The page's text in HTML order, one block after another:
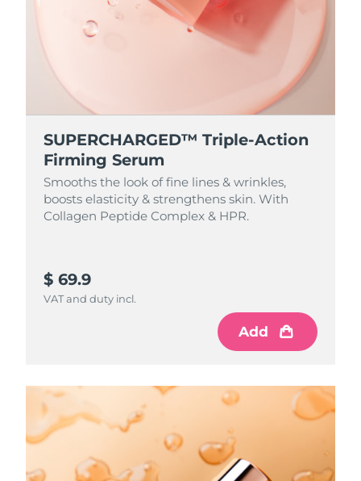
SUPERCHARGED™ Triple-Action
Firming Serum
Smooths the look of fine lines & wrinkles,
boosts elasticity & strengthens skin. With
Collagen Peptide Complex & HPR.
$ 69.9
VAT and duty incl.
Add
RAE de Macao
Entrega prevista 8/12/26
Malasia Entrega prevista
Malta Entrega prevista
México
Mónaco Entrega prevista
Nueva Zelanda
Entrega prevista 8/10/26
Filipinas Entrega prevista8/13/26
Polonia Entrega prevista
Portugal Entrega prevista 8/10/26